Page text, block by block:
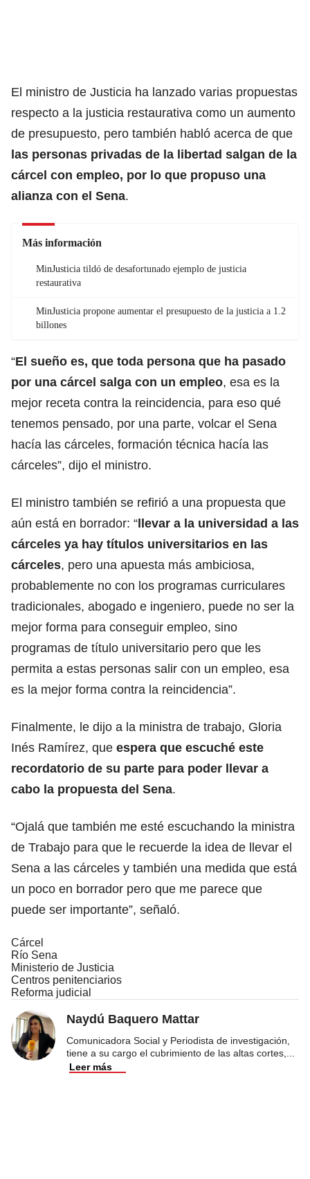
El ministro de Justicia ha lanzado varias propuestas
respecto a la justicia restaurativa como un aumento
de presupuesto, pero también habló acerca de que
las personas privadas de la libertad salgan de la
cárcel con empleo, por lo que propuso una
alianza con el Sena.
Más información
MinJusticia tildó de desafortunado ejemplo de justicia
restaurativa
MinJusticia propone aumentar el presupuesto de la justicia a 1.2
billones
“El sueño es, que toda persona que ha pasado
por una cárcel salga con un empleo, esa es la
mejor receta contra la reincidencia, para eso qué
tenemos pensado, por una parte, volcar el Sena
hacía las cárceles, formación técnica hacía las
cárceles”, dijo el ministro.
El ministro también se refirió a una propuesta que
aún está en borrador: “llevar a la universidad a las
cárceles ya hay títulos universitarios en las
cárceles, pero una apuesta más ambiciosa,
probablemente no con los programas curriculares
tradicionales, abogado e ingeniero, puede no ser la
mejor forma para conseguir empleo, sino
programas de título universitario pero que les
permita a estas personas salir con un empleo, esa
es la mejor forma contra la reincidencia”.
Finalmente, le dijo a la ministra de trabajo, Gloria
Inés Ramírez, que espera que escuché este
recordatorio de su parte para poder llevar a
cabo la propuesta del Sena.
“Ojalá que también me esté escuchando la ministra
de Trabajo para que le recuerde la idea de llevar el
Sena a las cárceles y también una medida que está
un poco en borrador pero que me parece que
puede ser importante”, señaló.
Cárcel
Río Sena
Ministerio de Justicia
Centros penitenciarios
Reforma judicial
Naydú Baquero Mattar
Comunicadora Social y Periodista de investigación,
tiene a su cargo el cubrimiento de las altas cortes,
Leer más